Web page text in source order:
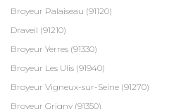
Broyeur Palaiseau (91120)
Draveil (91210)
Broyeur Yerres (91330)
Broyeur Les Ulis (91940)
Broyeur Vigneux-sur-Seine (91270)
Broyeur Grigny (91350)